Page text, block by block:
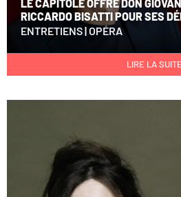
LE CAPITOLE OFFRE DON
RICCARDO BISATTI POUR SES
ENTRETIENS|OPÉRA
LIRE LA SUITE